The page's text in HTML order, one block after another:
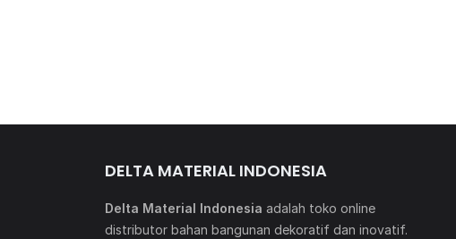
DELTA MATERIAL INDONESIA
Delta Material Indonesia adalah toko online
distributor bahan bangunan dekoratif dan inovatif.